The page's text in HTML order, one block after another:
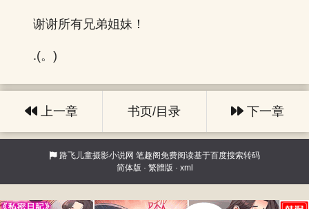
谢谢所有兄弟姐妹！
.(。)
上一章 书页/目录 下一章
路飞儿童摄影小说网 笔趣阁免费阅读基于百度搜索转码
简体版 · 繁體版 · xml